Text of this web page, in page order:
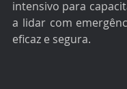
intensivo para
a lidar com
eficaz e segura.